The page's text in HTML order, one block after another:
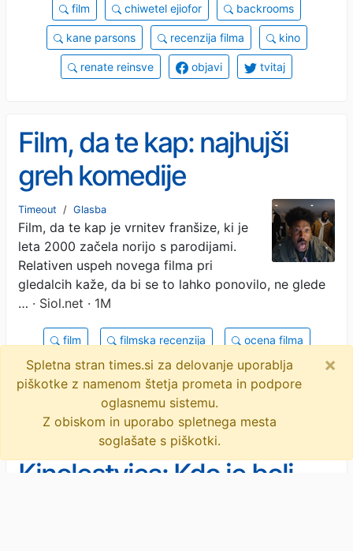
film chiwetel ejiofor backrooms
kane parsons recenzija filma kino
renate reinsve objavi tvitaj
Film, da te kap: najhujši
greh komedije
Timeout / Glasba
Film, da te kap je vrnitev franšize, ki je
leta 2000 začela norijo s parodijami.
Relativen uspeh novega filma pri
gledalcih kaže, da bi se to lahko ponovilo, ne glede
… · Siol.net · 1M
film filmska recenzija ocena filma
recenzija filmska industrija objavi
tvitaj
Kinolestvica: Kdo je bolj
Spletna stran times.si za delovanje uporablja
piškotke z namenom štetja prometa in podpore
oglasnemu sistemu.
Z obiskom in uporabo spletnega mesta
soglašate s piškotki.
×